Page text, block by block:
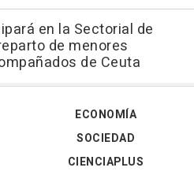
en la Sectorial de
de menores
de Ceuta
ECONOMÍA
SOCIEDAD
CIENCIAPLUS